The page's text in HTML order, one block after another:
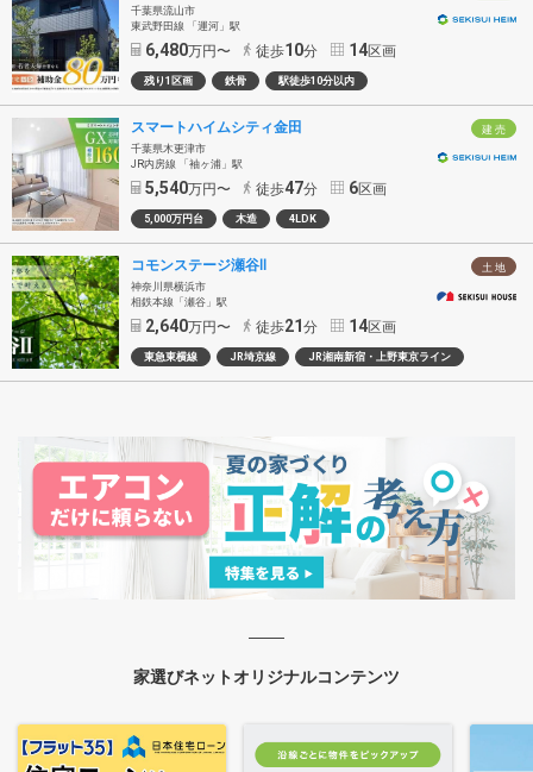
千葉県流山市
東武野田線 「運河」駅
6,480万円〜 徒歩10分 14区画
残り1区画 鉄骨 駅徒歩10分以内
建 売
スマートハイムシティ金田
千葉県木更津市
JR内房線 「袖ヶ浦」駅
5,540万円〜 徒歩47分 6区画
5,000万円台 木造 4LDK
土 地
コモンステージ瀬谷Ⅱ
神奈川県横浜市
相鉄本線「瀬谷」駅
2,640万円〜 徒歩21 分 14区画
東急東横線 JR埼京線 JR湘南新宿・上野東京ライン
家選びネットオリジナルコンテンツ